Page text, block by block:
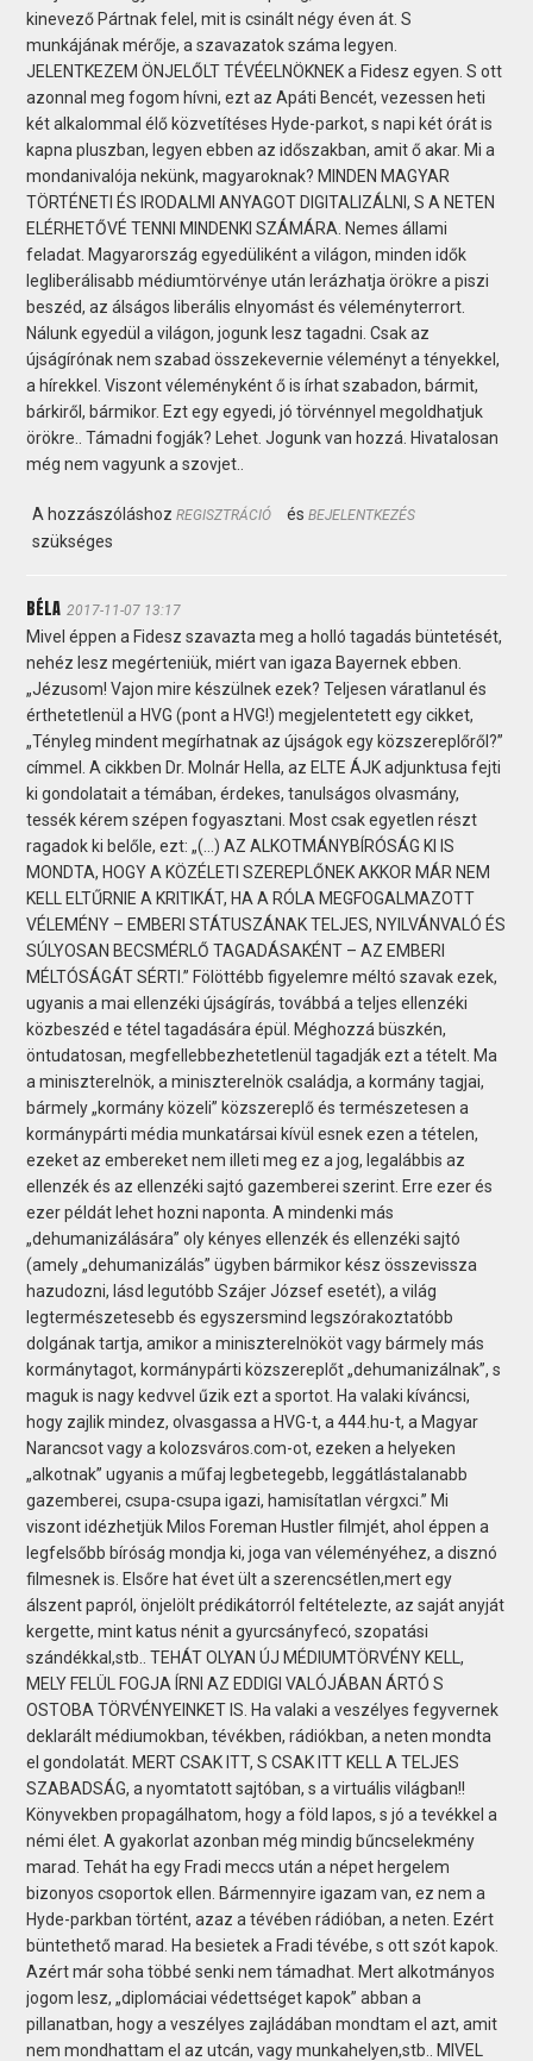
kinevező Pártnak felel, mit is csinált négy éven át. S
munkájának mérője, a szavazatok száma legyen.
JELENTKEZEM ÖNJELŐLT TÉVÉELNÖKNEK a Fidesz egyen. S ott
azonnal meg fogom hívni, ezt az Apáti Bencét, vezessen heti
két alkalommal élő közvetítéses Hyde-parkot, s napi két órát is
kapna pluszban, legyen ebben az időszakban, amit ő akar. Mi a
mondanivalója nekünk, magyaroknak? MINDEN MAGYAR
TÖRTÉNETI ÉS IRODALMI ANYAGOT DIGITALIZÁLNI, S A NETEN
ELÉRHETŐVÉ TENNI MINDENKI SZÁMÁRA. Nemes állami
feladat. Magyarország egyedüliként a világon, minden idők
legliberálisabb médiumtörvénye után lerázhatja örökre a piszi
beszéd, az álságos liberális elnyomást és véleményterrort.
Nálunk egyedül a világon, jogunk lesz tagadni. Csak az
újságírónak nem szabad összekevernie véleményt a tényekkel,
a hírekkel. Viszont véleményként ő is írhat szabadon, bármit,
bárkiről, bármikor. Ezt egy egyedi, jó törvénnyel megoldhatjuk
örökre.. Támadni fogják? Lehet. Jogunk van hozzá. Hivatalosan
még nem vagyunk a szovjet..
A hozzászóláshozREGISZTRÁCIÓ ésBEJELENTKEZÉS
szükséges
BÉLA 2017-11-07 13:17
Mivel éppen a Fidesz szavazta meg a holló tagadás büntetését,
nehéz lesz megérteniük, miért van igaza Bayernek ebben.
„Jézusom! Vajon mire készülnek ezek? Teljesen váratlanul és
érthetetlenül a HVG (pont a HVG!) megjelentetett egy cikket,
„Tényleg mindent megírhatnak az újságok egy közszereplőről?”
címmel. A cikkben Dr. Molnár Hella, az ELTE ÁJK adjunktusa fejti
ki gondolatait a témában, érdekes, tanulságos olvasmány,
tessék kérem szépen fogyasztani. Most csak egyetlen részt
ragadok ki belőle, ezt: „(…) AZ ALKOTMÁNYBÍRÓSÁG KI IS
MONDTA, HOGY A KÖZÉLETI SZEREPLŐNEK AKKOR MÁR NEM
KELL ELTŰRNIE A KRITIKÁT, HA A RÓLA MEGFOGALMAZOTT
VÉLEMÉNY – EMBERI STÁTUSZÁNAK TELJES, NYILVÁNVALÓ ÉS
SÚLYOSAN BECSMÉRLŐ TAGADÁSAKÉNT – AZ EMBERI
MÉLTÓSÁGÁT SÉRTI.” Fölöttébb figyelemre méltó szavak ezek,
ugyanis a mai ellenzéki újságírás, továbbá a teljes ellenzéki
közbeszéd e tétel tagadására épül. Méghozzá büszkén,
öntudatosan, megfellebbezhetetlenül tagadják ezt a tételt. Ma
a miniszterelnök, a miniszterelnök családja, a kormány tagjai,
bármely „kormány közeli” közszereplő és természetesen a
kormánypárti média munkatársai kívül esnek ezen a tételen,
ezeket az embereket nem illeti meg ez a jog, legalábbis az
ellenzék és az ellenzéki sajtó gazemberei szerint. Erre ezer és
ezer példát lehet hozni naponta. A mindenki más
„dehumanizálására” oly kényes ellenzék és ellenzéki sajtó
(amely „dehumanizálás” ügyben bármikor kész összevissza
hazudozni, lásd legutóbb Szájer József esetét), a világ
legtermészetesebb és egyszersmind legszórakoztatóbb
dolgának tartja, amikor a miniszterelnököt vagy bármely más
kormánytagot, kormánypárti közszereplőt „dehumanizálnak”, s
maguk is nagy kedvvel űzik ezt a sportot. Ha valaki kíváncsi,
hogy zajlik mindez, olvasgassa a HVG-t, a 444.hu-t, a Magyar
Narancsot vagy a kolozsváros.com-ot, ezeken a helyeken
„alkotnak” ugyanis a műfaj legbetegebb, leggátlástalanabb
gazemberei, csupa-csupa igazi, hamisítatlan vérgxci.” Mi
viszont idézhetjük Milos Foreman Hustler filmjét, ahol éppen a
legfelsőbb bíróság mondja ki, joga van véleményéhez, a disznó
filmesnek is. Elsőre hat évet ült a szerencsétlen,mert egy
álszent papról, önjelölt prédikátorról feltételezte, az saját anyját
kergette, mint katus nénit a gyurcsányfecó, szopatási
szándékkal,stb.. TEHÁT OLYAN ÚJ MÉDIUMTÖRVÉNY KELL,
MELY FELÜL FOGJA ÍRNI AZ EDDIGI VALÓJÁBAN ÁRTÓ S
OSTOBA TÖRVÉNYEINKET IS. Ha valaki a veszélyes fegyvernek
deklarált médiumokban, tévékben, rádiókban, a neten mondta
el gondolatát. MERT CSAK ITT, S CSAK ITT KELL A TELJES
SZABADSÁG, a nyomtatott sajtóban, s a virtuális világban!!
Könyvekben propagálhatom, hogy a föld lapos, s jó a tevékkel a
némi élet. A gyakorlat azonban még mindig bűncselekmény
marad. Tehát ha egy Fradi meccs után a népet hergelem
bizonyos csoportok ellen. Bármennyire igazam van, ez nem a
Hyde-parkban történt, azaz a tévében rádióban, a neten. Ezért
büntethető marad. Ha besietek a Fradi tévébe, s ott szót kapok.
Azért már soha többé senki nem támadhat. Mert alkotmányos
jogom lesz, „diplomáciai védettséget kapok” abban a
pillanatban, hogy a veszélyes zajládában mondtam el azt, amit
nem mondhattam el az utcán, vagy munkahelyen,stb.. MIVEL